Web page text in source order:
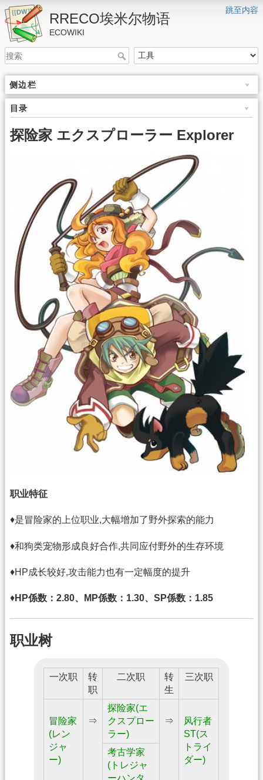
跳至内容
RRECO埃米尔物语
ECOWIKI
侧边栏
目录
探险家 エクスプローラー Explorer
职业特征
♦是冒险家的上位职业,大幅增加了野外探索的能力
♦和狗类宠物形成良好合作,共同应付野外的生存环境
♦HP成长较好,攻击能力也有一定幅度的提升
♦HP係数：2.80、MP係数：1.30、SP係数：1.85
职业树
一次职
转
职
二次职
转
生
三次职
冒险家
(レン
ジャ
ー)
⇒
探险家(エ
クスプロー
ラー)
⇒
风行者
ST(ス
トライ
ダー)
考古学家
(トレジャ